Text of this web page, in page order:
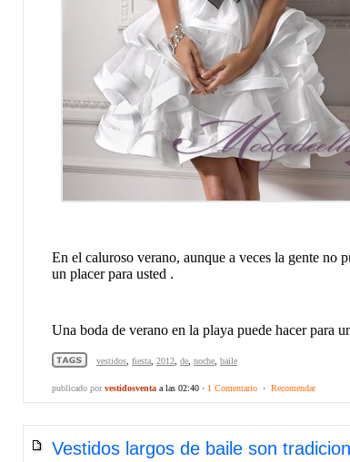
En el caluroso verano, aunque a veces la gente no
un placer para usted .
Una boda de verano en la playa puede hacer para
vestidos fiesta 2012 de noche baile
publicado porvestidosventa a las 02:40 · 1 Comentario · Recomendar
Vestidos largos de baile son